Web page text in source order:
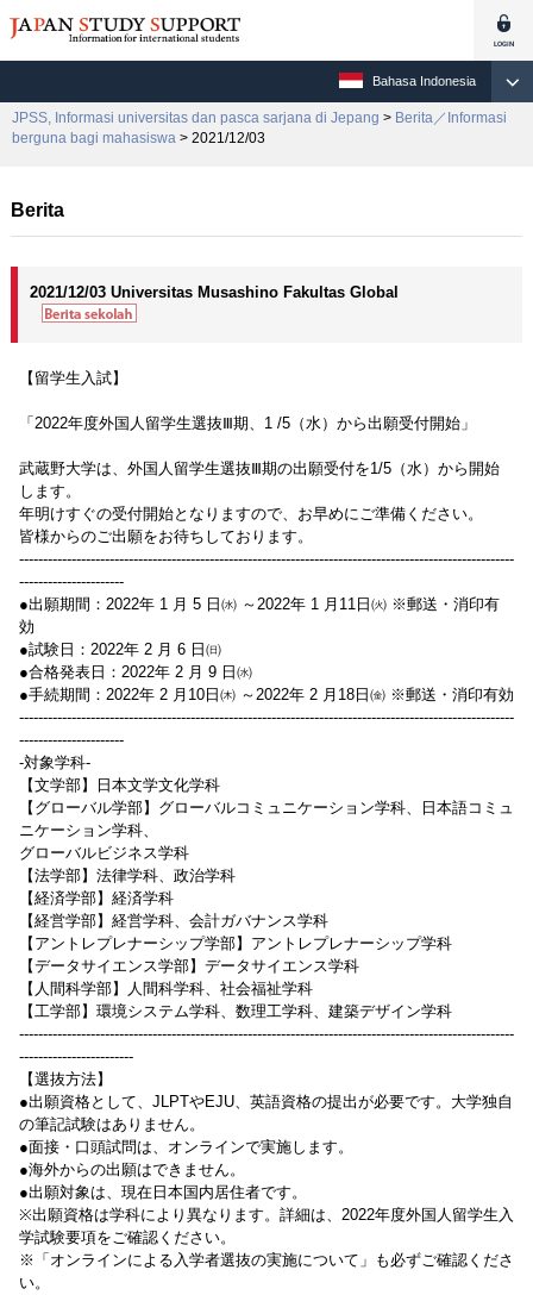
Bahasa Indonesia
JPSS, Informasi universitas dan pasca sarjana di Jepang > Berita／Informasi
berguna bagi mahasiswa > 2021/12/03
Berita
2021/12/03 Universitas Musashino Fakultas Global
【留学生入試】
「2022年度外国人留学生選抜Ⅲ期、1 /5（水）から出願受付開始」
武蔵野大学は、外国人留学生選抜Ⅲ期の出願受付を1/5（水）から開始
します。
年明けすぐの受付開始となりますので、お早めにご準備ください。
皆様からのご出願をお待ちしております。
--------------------------------------------------------------------------------------------------------
----------------------
●出願期間：2022年 1 月 5 日㈬ ～2022年 1 月11日㈫ ※郵送・消印有
効
●試験日：2022年 2 月 6 日㈰
●合格発表日：2022年 2 月 9 日㈬
●手続期間：2022年 2 月10日㈭ ～2022年 2 月18日㈮ ※郵送・消印有効
--------------------------------------------------------------------------------------------------------
----------------------
-対象学科-
【文学部】日本文学文化学科
【グローバル学部】グローバルコミュニケーション学科、日本語コミュ
ニケーション学科、
グローバルビジネス学科
【法学部】法律学科、政治学科
【経済学部】経済学科
【経営学部】経営学科、会計ガバナンス学科
【アントレプレナーシップ学部】アントレプレナーシップ学科
【データサイエンス学部】データサイエンス学科
【人間科学部】人間科学科、社会福祉学科
【工学部】環境システム学科、数理工学科、建築デザイン学科
--------------------------------------------------------------------------------------------------------
------------------------
【選抜方法】
●出願資格として、JLPTやEJU、英語資格の提出が必要です。大学独自
の筆記試験はありません。
●面接・口頭試問は、オンラインで実施します。
●海外からの出願はできません。
●出願対象は、現在日本国内居住者です。
※出願資格は学科により異なります。詳細は、2022年度外国人留学生入
学試験要項をご確認ください。
※「オンラインによる入学者選抜の実施について」も必ずご確認くださ
い。